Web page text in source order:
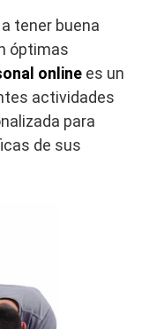
tener buena
óptimas
online es un
actividades
para
de sus